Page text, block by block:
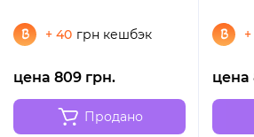
+ 40 грн кешбэк
цена 809 грн.
Продано
цена